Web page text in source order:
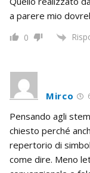
a parere mio
0
Mirco
Pensando agli
chiesto perché
repertorio di
come dire. Meno